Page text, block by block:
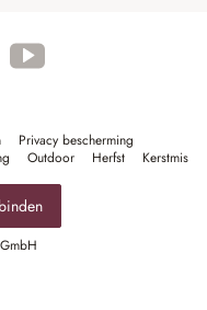
Privacy bescherming
Outdoor Herfst
Kerstmis